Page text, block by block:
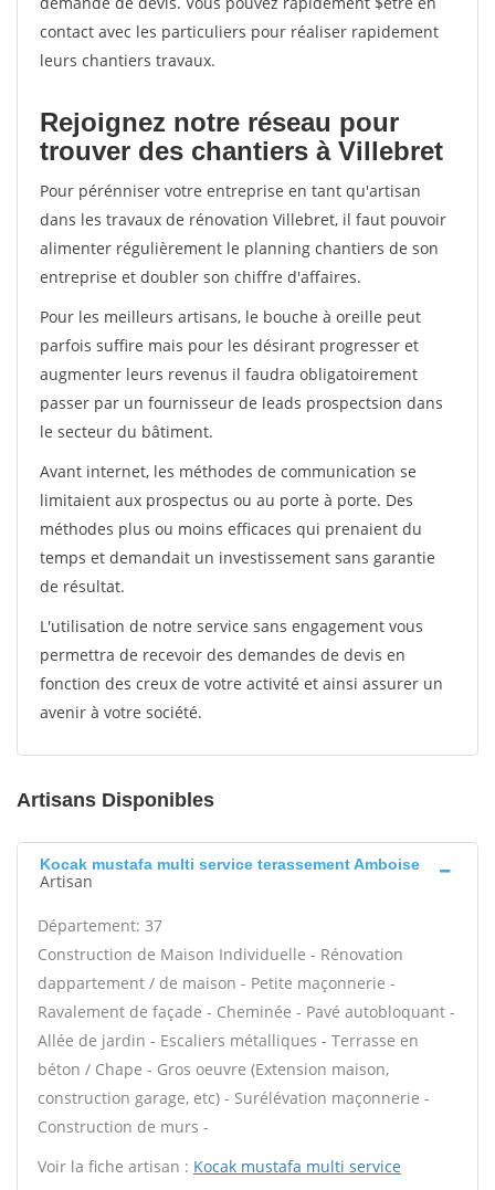
contact avec les particuliers pour réaliser rapidement
leurs chantiers travaux.
Rejoignez notre réseau pour
trouver des chantiers à Villebret
Pour pérénniser votre entreprise en tant qu'artisan
dans les travaux de rénovation Villebret, il faut pouvoir
alimenter régulièrement le planning chantiers de son
entreprise et doubler son chiffre d'affaires.
Pour les meilleurs artisans, le bouche à oreille peut
parfois suffire mais pour les désirant progresser et
augmenter leurs revenus il faudra obligatoirement
passer par un fournisseur de leads prospectsion dans
le secteur du bâtiment.
Avant internet, les méthodes de communication se
limitaient aux prospectus ou au porte à porte. Des
méthodes plus ou moins efficaces qui prenaient du
temps et demandait un investissement sans garantie
de résultat.
L'utilisation de notre service sans engagement vous
permettra de recevoir des demandes de devis en
fonction des creux de votre activité et ainsi assurer un
avenir à votre société.
Artisans Disponibles
Kocak mustafa multi service terassement Amboise
Artisan
Département: 37
Construction de Maison Individuelle - Rénovation
dappartement / de maison - Petite maçonnerie -
Ravalement de façade - Cheminée - Pavé autobloquant -
Allée de jardin - Escaliers métalliques - Terrasse en
béton / Chape - Gros oeuvre (Extension maison,
construction garage, etc) - Surélévation maçonnerie -
Construction de murs -
Voir la fiche artisan : Kocak mustafa multi service